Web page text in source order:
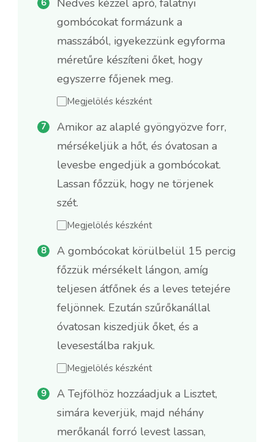
Nedves kézzel apró, falatnyi
gombócokat formázunk a
masszából, igyekezzünk egyforma
méretűre készíteni őket, hogy
egyszerre főjenek meg.
Megjelölés készként
Amikor az alaplé gyöngyözve forr,
mérsékeljük a hőt, és óvatosan a
levesbe engedjük a gombócokat.
Lassan főzzük, hogy ne törjenek
szét.
Megjelölés készként
A gombócokat körülbelül 15 percig
főzzük mérsékelt lángon, amíg
teljesen átfőnek és a leves tetejére
feljönnek. Ezután szűrőkanállal
óvatosan kiszedjük őket, és a
levesestálba rakjuk.
Megjelölés készként
A Tejfölhöz hozzáadjuk a Lisztet,
simára keverjük, majd néhány
merőkanál forró levest lassan,